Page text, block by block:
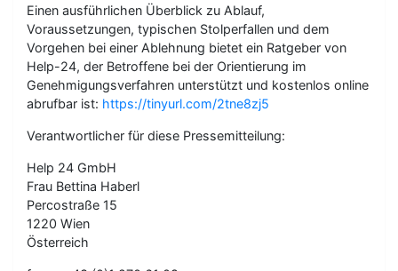
Einen ausführlichen Überblick zu Ablauf,
Voraussetzungen, typischen Stolperfallen und dem
Vorgehen bei einer Ablehnung bietet ein Ratgeber von
Help-24, der Betroffene bei der Orientierung im
Genehmigungsverfahren unterstützt und kostenlos online
abrufbar ist: https://tinyurl.com/2tne8zj5
Verantwortlicher für diese Pressemitteilung:
Help 24 GmbH
Frau Bettina Haberl
Percostraße 15
1220 Wien
Österreich